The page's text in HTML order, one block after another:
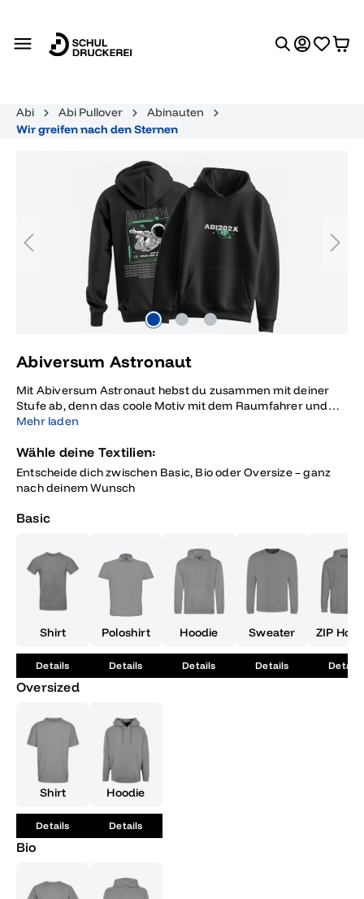
Abi Abi Pullover
Abinauten
Wir greifen nach den Sternen
Bildergalerie überspringen
Abiversum Astronaut
Mit Abiversum Astronaut hebst du zusammen mit deiner
Stufe ab, denn das coole Motiv mit dem Raumfahrer und
dem Slogan Wir greifen nach den Sternen erinnert dich
meistern und dein Abi ins Weltall des Erfolgs zu
katapultieren, während du deine Zukunft voller Zuversicht
und gemeinschaftlichem Spirit ansteuern kannst.
Mehr laden
Wähle deine Textilien:
Entscheide dich zwischen Basic, Bio oder Oversize – ganz
nach deinem Wunsch
Basic
Shirt
Details
Poloshirt
Details
Hoodie
Details
Sweater
Details
ZIP
Details
Oversized
Shirt
Details
Hoodie
Details
Bio